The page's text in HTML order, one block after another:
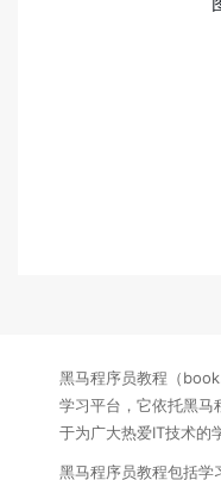
黑马程序员教程（
学习平台，它依托黑马
于为广大热爱IT技术的
黑马程序员教程包括学